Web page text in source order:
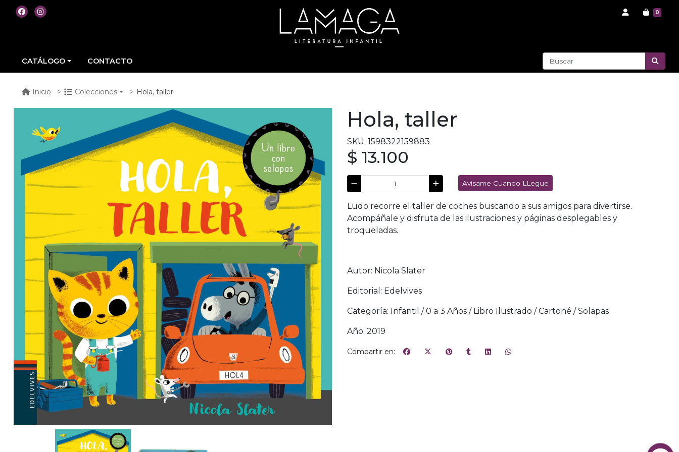
0
CATÁLOGO CONTACTO
Inicio Colecciones Hola, taller
Hola, taller
SKU: 1598322159883
$ 13.100
Avísame Cuando LLegue
Ludo recorre el taller de coches buscando a sus amigos para divertirse.
Acompáñale y disfruta de las ilustraciones y páginas desplegables y
troqueladas.
Autor: Nicola Slater
Editorial: Edelvives
Categoría: Infantil / 0 a 3 Años / Libro Ilustrado / Cartoné / Solapas
Año: 2019
Compartir en: